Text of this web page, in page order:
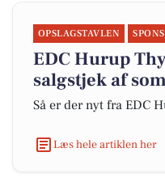
OPSLAGSTAVLEN
EDC Hurup
salgstjek af
Så er der nyt fra EDC
Læs hele artiklen her